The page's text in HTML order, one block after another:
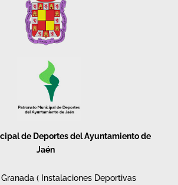
de Deportes del Ayuntamiento de
Jaén
( Instalaciones Deportivas